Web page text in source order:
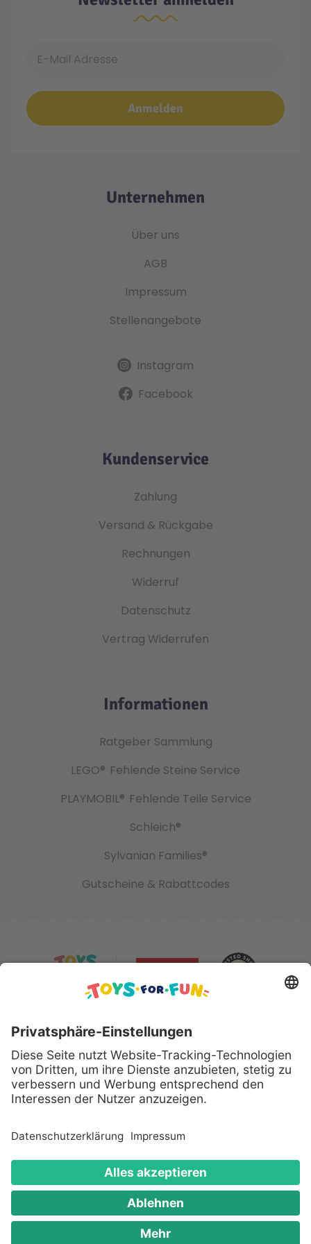
Anmelden
Unternehmen
Über uns
AGB
Impressum
Stellenangebote
Instagram
Facebook
Kundenservice
Zahlung
Versand & Rückgabe
Rechnungen
Widerruf
Datenschutz
Vertrag Widerrufen
Informationen
Ratgeber Sammlung
LEGO® Fehlende Steine Service
PLAYMOBIL® Fehlende Teile Service
Schleich®
Sylvanian Families®
Gutscheine & Rabattcodes
Sicher bezahlen mit:
Alle genannten Produkte und Logos sind eingetragene
Warenzeichen der jeweiligen Hersteller.
Copyright © 2008 - 2026 Toys for Fun GmbH - Alle
Rechte vorbehalten